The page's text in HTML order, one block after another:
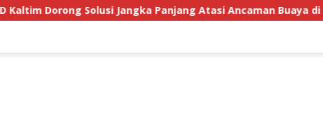
Panjang Atasi Ancaman Buaya di Labuan Cermin